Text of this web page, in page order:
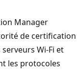
Manager
de certification
Wi-Fi et
les protocoles